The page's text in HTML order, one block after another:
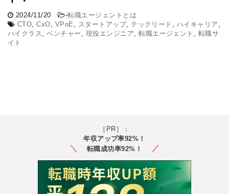
2024/11/20 -転職エージェントとは
CTO,CxO, VPoE , スタートアップ, テックリード , ハイキャリア ,
ハイクラス ,ベンチャー , 現役エンジニア,転職エージェント , 転職サ
イト
［PR］：
年収アップ率92%！
転職成功率92%！